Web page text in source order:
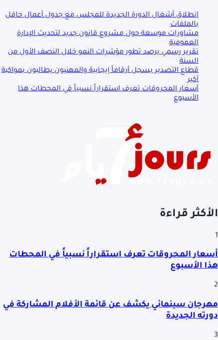
انطلاق أشغال الدورة الجديدة للمجلس مع جدول أعمال حافل
بالملفات
مشاورات موسعة حول مشروع قانون جديد لتحديث الإدارة
العمومية
تقرير رسمي يرصد تطور مؤشرات النمو خلال النصف الأول من
السنة
قطاع التصدير يسجل أرقاماً إيجابية والمهنيون يطالبون بمواكبة
أكبر
أسعار المحروقات تعرف استقراراً نسبياً في المحطات هذا
الأسبوع
الأكثر قراءة
1
أسعار المحروقات تعرف استقراراً نسبياً في المحطات
هذا الأسبوع
2
مهرجان سينمائي يكشف عن قائمة الأفلام المشاركة في
دورته الجديدة
3